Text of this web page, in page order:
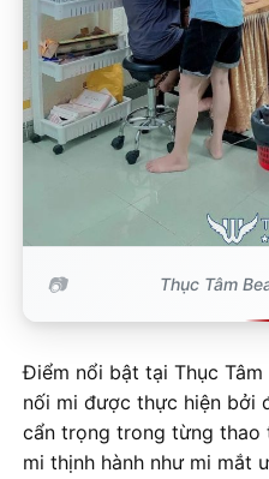
Thục Tâm
Điểm nổi bật tại Thục
nối mi được thực hiện bởi
cẩn trọng trong từng thao
mi thịnh hành như mi mắt